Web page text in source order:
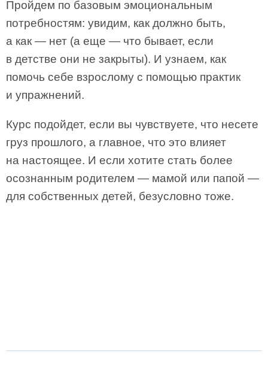
Пройдем по базовым эмоциональным
потребностям: увидим, как должно быть,
а как — нет (а еще — что бывает, если
в детстве они не закрыты). И узнаем, как
помочь себе взрослому с помощью практик
и упражнений.
Курс подойдет, если вы чувствуете, что несете
груз прошлого, а главное, что это влияет
на настоящее. И если хотите стать более
осознанным родителем — мамой или папой —
для собственных детей, безусловно тоже.